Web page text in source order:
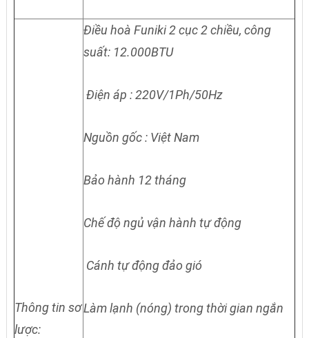
Thông tin sơ
lược:
Điều hoà Funiki 2 cục 2 chiều, công
suất: 12.000BTU
Điện áp : 220V/1Ph/50Hz
Nguồn gốc : Việt Nam
Bảo hành 12 tháng
Chế độ ngủ vận hành tự động
Cánh tự động đảo gió
Làm lạnh (nóng) trong thời gian ngắn